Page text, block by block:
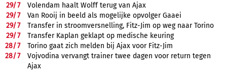
29/7
Volendam haalt Wolff terug van Ajax
29/7
Van Rooij in beeld als mogelijke opvolger Gaaei
29/7
Transfer in stroomversnelling, Fitz-Jim op weg naar Torino
29/7
Transfer Kaplan geklapt op medische keuring
28/7
Torino gaat zich melden bij Ajax voor Fitz-Jim
28/7
Vojvodina vervangt trainer twee dagen voor return tegen
Ajax